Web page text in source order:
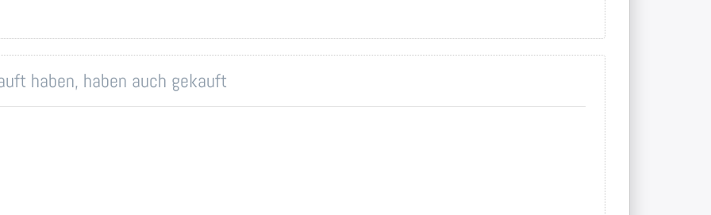
haben, haben auch gekauft